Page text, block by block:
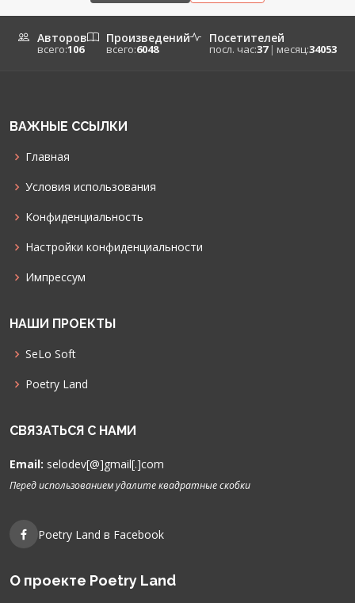
Авторов
всего:106
Произведений
всего:6048
Посетителей
посл. час:37 | месяц:34053
ВАЖНЫЕ ССЫЛКИ
Главная
Условия использования
Конфиденциальность
Настройки конфиденциальности
Импрессум
НАШИ ПРОЕКТЫ
SeLo Soft
Poetry Land
СВЯЗАТЬСЯ С НАМИ
Email: selodev[@]gmail[.]com
Перед использованием удалите квадратные скобки
Poetry Land в Facebook
О проекте Poetry Land